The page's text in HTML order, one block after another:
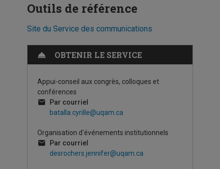
Outils de référence
Site du Service des communications
OBTENIR LE SERVICE
Appui-conseil aux congrès, colloques et
conférences
Par courriel
batalla.cyrille@uqam.ca
Organisation d'événements institutionnels
Par courriel
desrochers.jennifer@uqam.ca